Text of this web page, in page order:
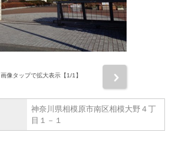
画像タップで拡大表示【1/1】
神奈川県相模原市南区相模大野４丁
目１－１